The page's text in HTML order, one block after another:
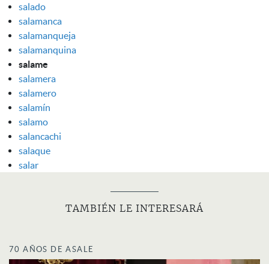
salado
salamanca
salamanqueja
salamanquina
salame
salamera
salamero
salamín
salamo
salancachi
salaque
salar
TAMBIÉN LE INTERESARÁ
70 AÑOS DE ASALE